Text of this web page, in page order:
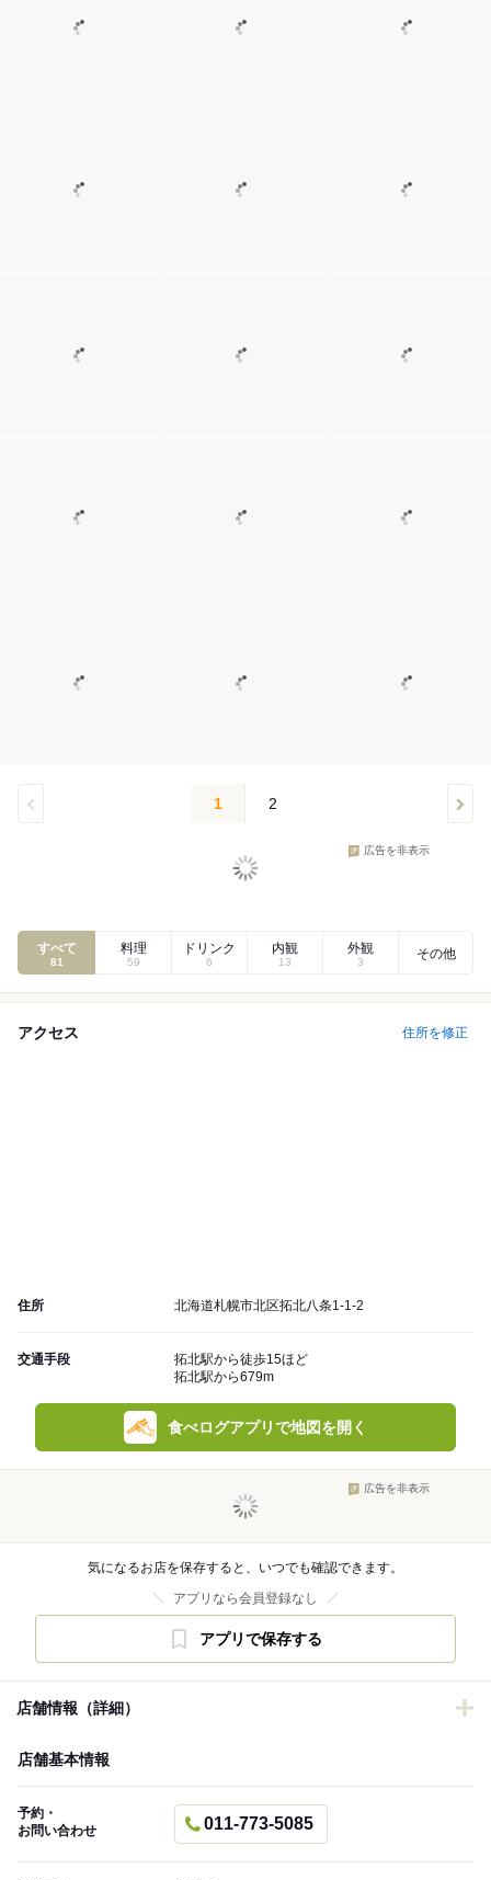
1 2
広告を非表示
すべて
81
料理
59
ドリンク
6
内観
13
外観
3
その他
アクセス 住所を修正
住所 北海道札幌市北区拓北八条1-1-2
交通手段
拓北駅から徒歩15ほど
拓北駅から679m
食べログアプリで地図を開く
広告を非表示
気になるお店を保存すると、いつでも確認できます。
アプリなら会員登録なし
アプリで保存する
店舗情報（詳細）
店舗基本情報
予約・
お問い合わせ
011-773-5085